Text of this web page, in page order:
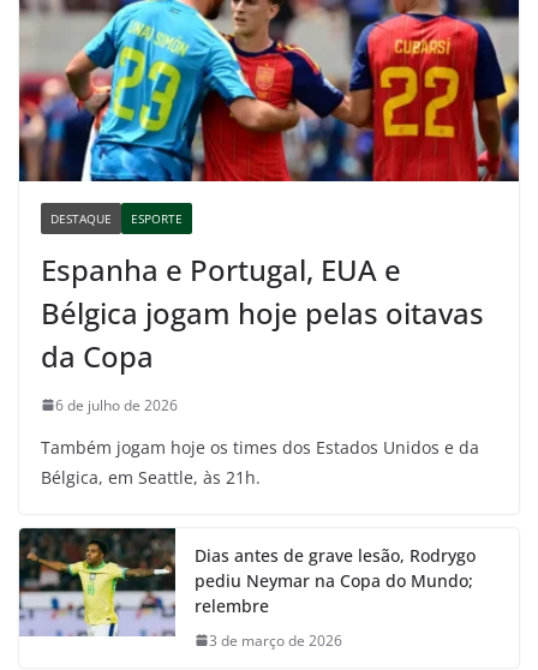
DESTAQUE ESPORTE
Espanha e Portugal, EUA e
Bélgica jogam hoje pelas oitavas
da Copa
6 de julho de 2026
Também jogam hoje os times dos Estados Unidos e da
Bélgica, em Seattle, às 21h.
Dias antes de grave lesão, Rodrygo
pediu Neymar na Copa do Mundo;
relembre
3 de março de 2026